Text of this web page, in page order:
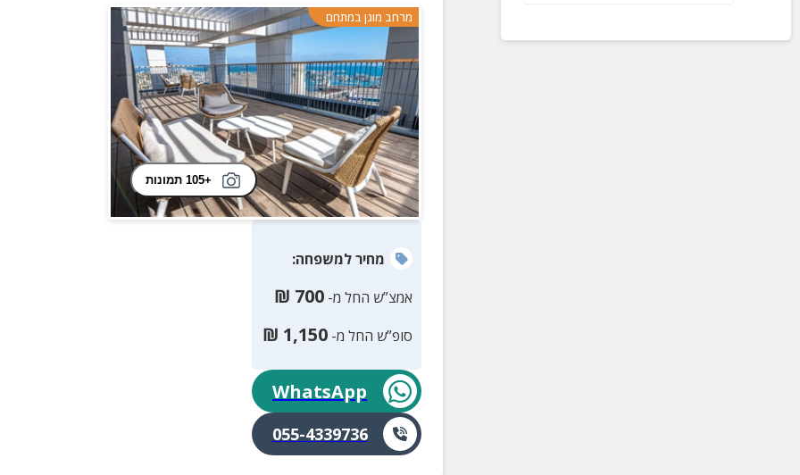
מרחב מוגן במתחם
+105 תמונות
מחירלמשפחה:
אמצ”ש החל מ- 700
₪
סופ”ש החל מ- 1,150
₪
WhatsApp
055-4339736